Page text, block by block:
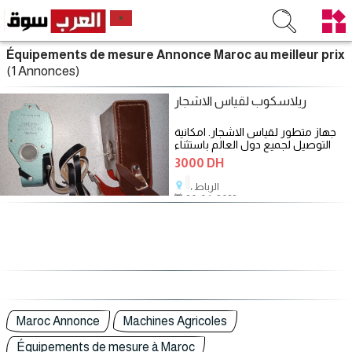
Équipements de mesure Annonce Maroc au meilleur prix
(1 Annonces)
ريلاسكوب لقياس الاشجار
جهاز متطور لقياس الاشجار. امكانية
التوصيل لجميع دول العالم باستثناء
دول تونس
3000 DH
، الرباط
20/04/2023
Maroc Annonce
Machines Agricoles
Équipements de mesure à Maroc